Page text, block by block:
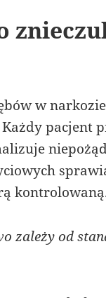
w
pacjent
zależy od